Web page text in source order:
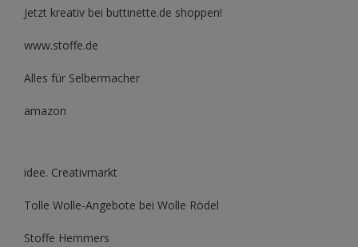
Jetzt kreativ bei buttinette.de shoppen!
www.stoffe.de
Alles für Selbermacher
amazon
idee. Creativmarkt
Tolle Wolle-Angebote bei Wolle Rödel
Stoffe Hemmers